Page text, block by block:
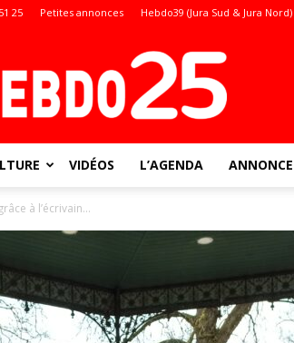
25 Petites annonces Hebdo39 (Jura Sud & Jura Nord)
VIDÉOS L’AGENDA
à l’écrivain...